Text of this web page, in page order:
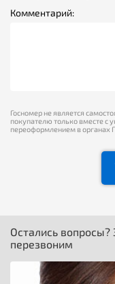
Комментарий:
Госномер не является
покупателю только вместе с
переоформлением в органах
Остались
перезвоним